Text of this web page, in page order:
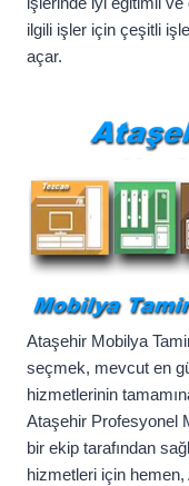
ilgili işler için çeşitli
açar.
Ataşehir Mobilya
seçmek, mevcut en
hizmetlerinin
Ataşehir Profesyonel
bir ekip tarafından
hizmetleri için